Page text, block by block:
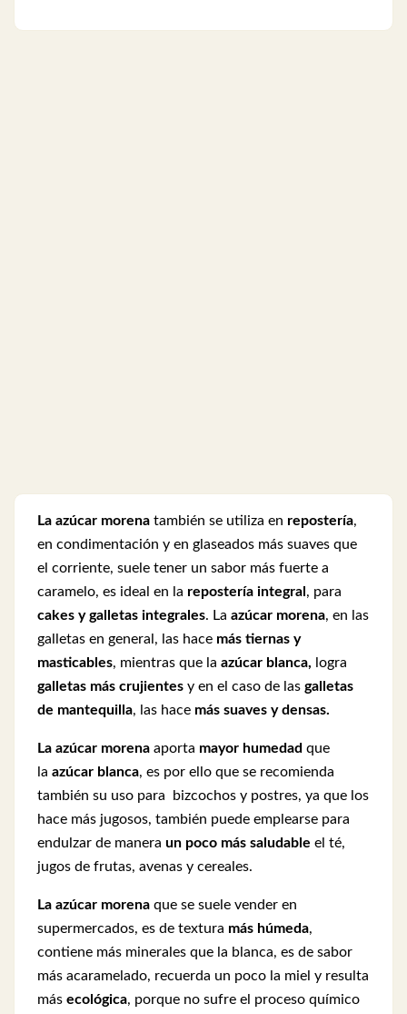
La azúcar morena también se utiliza en repostería,
en condimentación y en glaseados más suaves que
el corriente, suele tener un sabor más fuerte a
caramelo, es ideal en la repostería integral , para
cakes y galletas integrales. La azúcar morena, en las
galletas en general, las hace más tiernas y
masticables, mientras que la azúcar blanca, logra
galletas más crujientes y en el caso de las galletas
de mantequilla, las hace más suaves y densas.
La azúcar morena aporta mayor humedad que
la azúcar blanca, es por ello que se recomienda
también su uso para bizcochos y postres, ya que los
hace más jugosos, también puede emplearse para
endulzar de manera un poco más saludable el té,
jugos de frutas, avenas y cereales.
La azúcar morena que se suele vender en
supermercados, es de textura más húmeda,
contiene más minerales que la blanca, es de sabor
más acaramelado, recuerda un poco la miel y resulta
más ecológica, porque no sufre el proceso químico